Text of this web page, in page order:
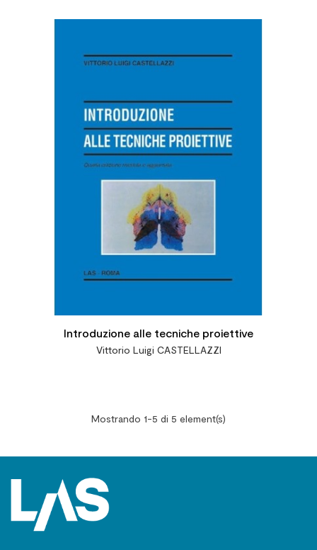
Introduzione alle tecniche proiettive
Vittorio Luigi CASTELLAZZI
Mostrando 1-5 di 5 element(s)